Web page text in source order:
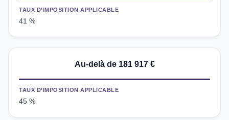
TAUX D’IMPOSITION APPLICABLE
41 %
Au-delà de 181 917€
TAUX D’IMPOSITION APPLICABLE
45 %